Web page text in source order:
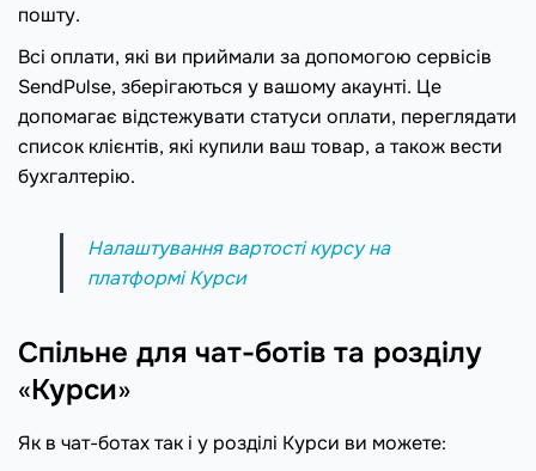
пошту.
Всі оплати, які ви приймали за допомогою сервісів
SendPulse, зберігаються у вашому акаунті. Це
допомагає відстежувати статуси оплати, переглядати
список клієнтів, які купили ваш товар, а також вести
бухгалтерію.
Налаштування вартості курсу на
платформі Курси
Спільне для чат-ботів та розділу
«Курси»
Як в чат-ботах так і у розділі Курси ви можете: